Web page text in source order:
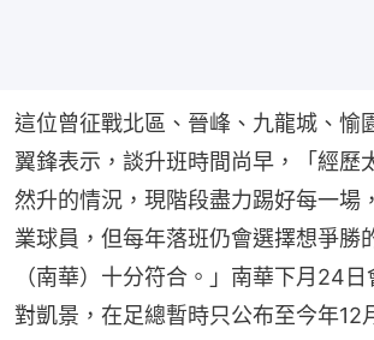
這位曾征戰北區、晉峰、九龍城、愉
翼鋒表示，談升班時間尚早，「經歷
然升的情況，現階段盡力踢好每一場
業球員，但每年落班仍會選擇想爭勝
（南華）十分符合。」南華下月24
對凱景，在足總暫時只公布至今年12